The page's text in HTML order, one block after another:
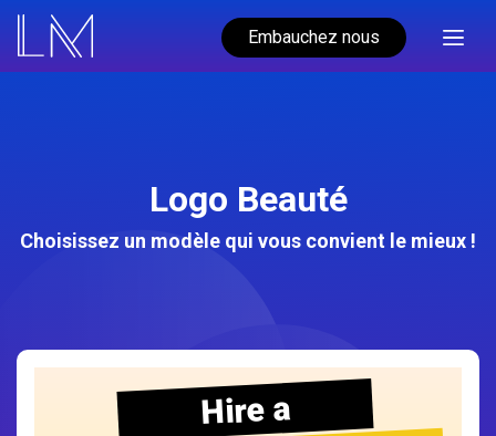
Embauchez nous
Logo Beauté
Choisissez un modèle qui vous convient le mieux !
Hire a